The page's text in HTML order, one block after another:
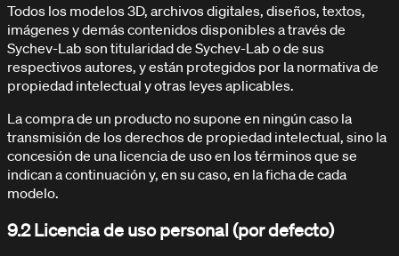
Todos los modelos 3D, archivos digitales, diseños, textos,
imágenes y demás contenidos disponibles a través de
Sychev-Lab son titularidad de Sychev-Lab o de sus
respectivos autores, y están protegidos por la normativa de
propiedad intelectual y otras leyes aplicables.
La compra de un producto no supone en ningún caso la
transmisión de los derechos de propiedad intelectual, sino la
concesión de una licencia de uso en los términos que se
indican a continuación y, en su caso, en la ficha de cada
modelo.
9.2 Licencia de uso personal (por defecto)